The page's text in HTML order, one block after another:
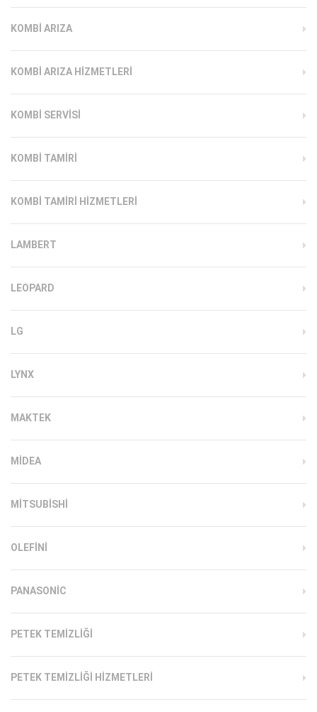
KOMBI ARIZA
KOMBI ARIZA HIZMETLERI
KOMBI SERVISI
KOMBI TAMIRI
KOMBI TAMIRI HIZMETLERI
LAMBERT
LEOPARD
LG
LYNX
MAKTEK
MIDEA
MITSUBISHI
OLEFINI
PANASONIC
PETEK TEMIZLIĞI
PETEK TEMIZLIĞI HIZMETLERI